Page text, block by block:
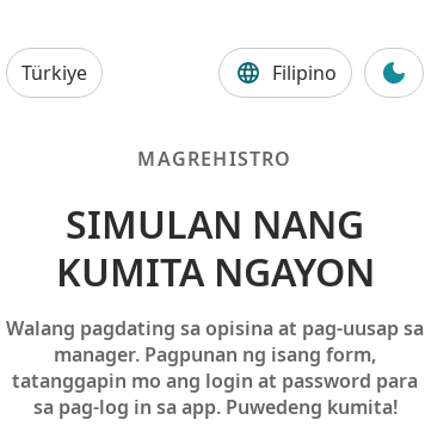
Türkiye Filipino
MAGREHISTRO
SIMULAN NANG
KUMITA NGAYON
Walang pagdating sa opisina at pag-uusap sa
manager. Pagpunan ng isang form,
tatanggapin mo ang login at password para
sa pag-log in sa app. Puwedeng kumita!